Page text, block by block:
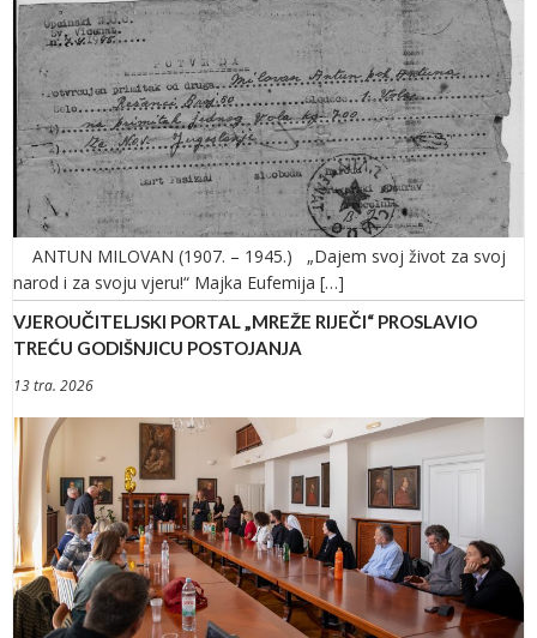
ANTUN MILOVAN (1907. – 1945.) „Dajem svoj život za svoj
narod i za svoju vjeru!“ Majka Eufemija […]
VJEROUČITELJSKI PORTAL „MREŽE RIJEČI“ PROSLAVIO
TREĆU GODIŠNJICU POSTOJANJA
13 tra. 2026